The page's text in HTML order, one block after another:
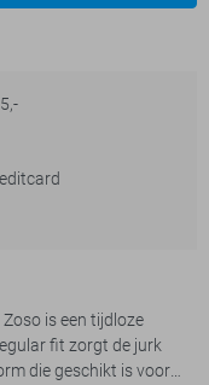
is een tijdloze
fit zorgt de jurk
die geschikt is voor